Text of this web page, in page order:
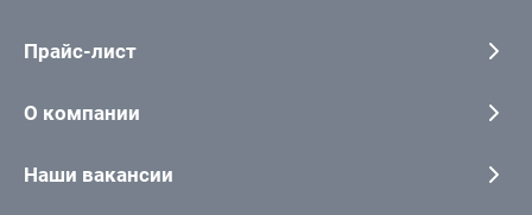
Прайс-лист
О компании
Наши вакансии